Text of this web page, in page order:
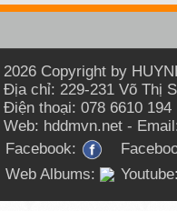
2026 Copyright by
Địa chỉ: 229-231 Võ Thị
Điện thoại: 078 6610 194
Web: hddmvn.net -
Facebook:
Web Albums:
Youtube: